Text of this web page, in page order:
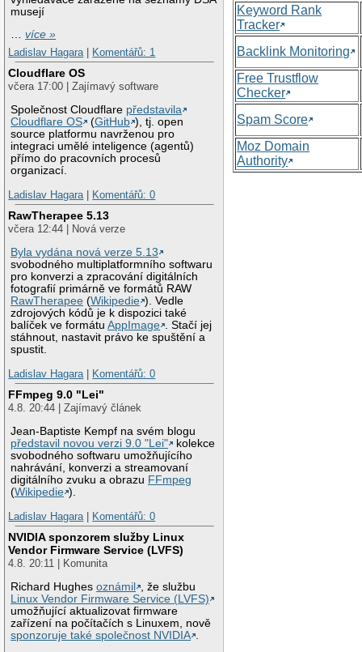
musejí
…více »
Ladislav Hagara
Komentářů: 1
Cloudflare OS
včera 17:00 | Zajímavý software
Společnost Cloudflare představila
Cloudflare OS
(GitHub ), tj. open
source platformu navrženou pro
integraci umělé inteligence (agentů)
přímo do pracovních procesů
organizací.
Ladislav Hagara
Komentářů: 0
RawTherapee 5.13
včera 12:44 | Nová verze
Byla vydána nová verze 5.13
svobodného multiplatformního softwaru
pro konverzi a zpracování digitálních
fotografií primárně ve formátů RAW
RawTherapee (Wikipedie ). Vedle
zdrojových kódů je k dispozici také
balíček ve formátuAppImage . Stačí jej
stáhnout, nastavit právo ke spuštění a
spustit.
Ladislav Hagara
Komentářů: 0
FFmpeg 9.0 "Lei"
4.8. 20:44 | Zajímavý článek
Jean-Baptiste Kempf na svém blogu
představil novou verzi 9.0 "Lei"
kolekce
svobodného softwaru umožňujícího
nahrávání, konverzi a streamovaní
digitálního zvuku a obrazu FFmpeg
(Wikipedie ).
Ladislav Hagara
Komentářů: 0
NVIDIA sponzorem služby Linux
Vendor Firmware Service (LVFS)
4.8. 20:11 | Komunita
Richard Hughesoznámil
, že službu
Linux Vendor Firmware Service (LVFS)
umožňující aktualizovat firmware
zařízení na počítačích s Linuxem, nově
sponzoruje také společnost NVIDIA .
Keyword Rank
Tracker
Backlink Monitoring
Free Trustflow
Checker
Spam Score
Moz Domain
Authority